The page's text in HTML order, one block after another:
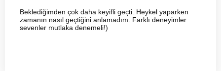
Beklediğimden çok daha keyifli geçti. Heykel yaparken
zamanın nasıl geçtiğini anlamadım. Farklı deneyimler
sevenler mutlaka denemeli!)